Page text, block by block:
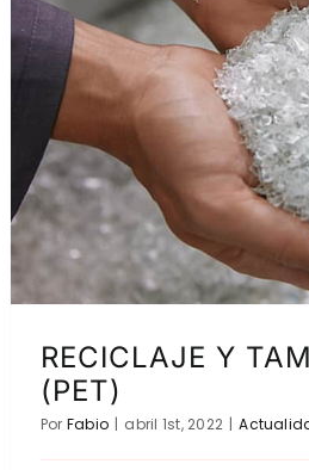
RECICLAJE Y
(PET)
Por Fabio abril 1st, 2022